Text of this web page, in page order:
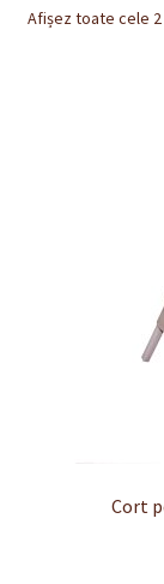
Politică de
datelor cu
Politica de
Politica de
Afișez toate cele
Cort